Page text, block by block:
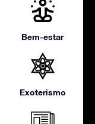
Bem-estar
Exoterismo